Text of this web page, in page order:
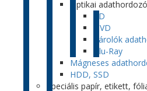
Optikai
CD
DVD
Tárolók
Blu-Ray
Mágneses
HDD, SSD
Speciális papír, etikett,